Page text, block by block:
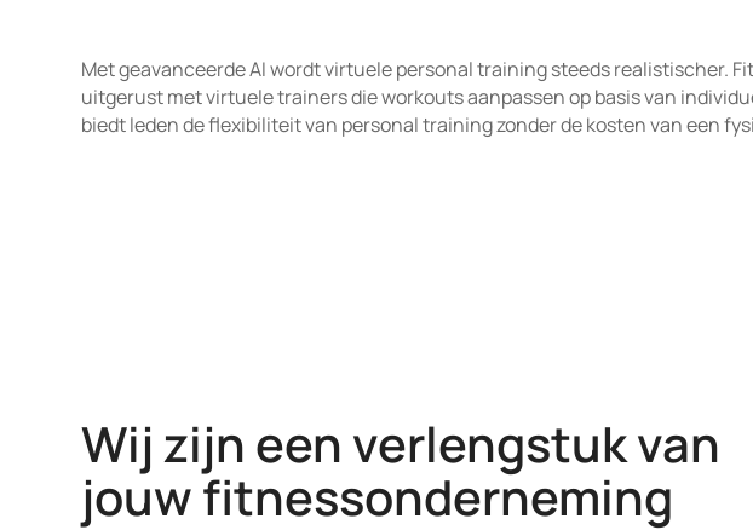
Met geavanceerde AI wordt virtuele personal training steeds realistischer.
uitgerust met virtuele trainers die workouts aanpassen op basis van
biedt leden de flexibiliteit van personal training zonder de kosten van een
Wij zijn een verlengstuk van
jouw fitnessonderneming